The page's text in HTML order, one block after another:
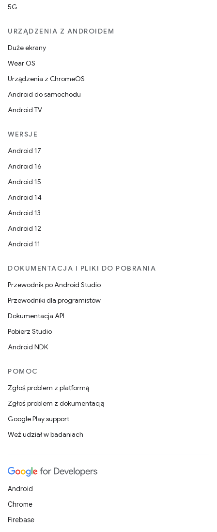
5G
URZĄDZENIA Z ANDROIDEM
Duże ekrany
Wear OS
Urządzenia z ChromeOS
Android do samochodu
Android TV
WERSJE
Android 17
Android 16
Android 15
Android 14
Android 13
Android 12
Android 11
DOKUMENTACJA I PLIKI DO POBRANIA
Przewodnik po Android Studio
Przewodniki dla programistów
Dokumentacja API
Pobierz Studio
Android NDK
POMOC
Zgłoś problem z platformą
Zgłoś problem z dokumentacją
Google Play support
Weź udział w badaniach
Android
Chrome
Firebase